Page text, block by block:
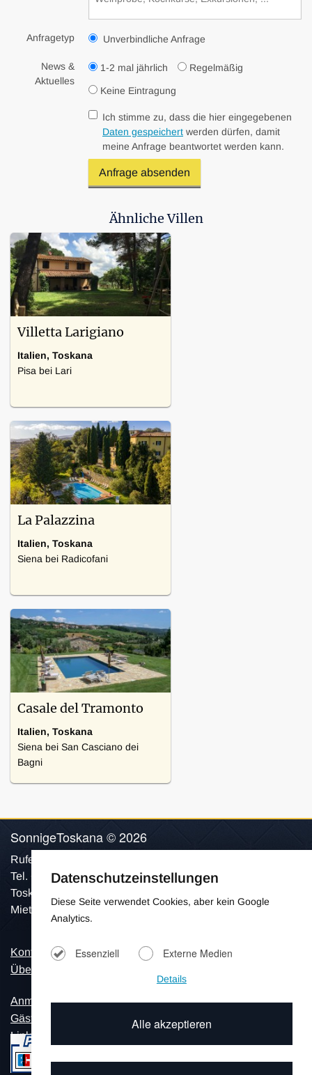
Anfragetyp Unverbindliche Anfrage
News &
Aktuelles
1-2 mal jährlich Regelmäßig
Keine Eintragung
Ich stimme zu, dass die hier eingegebenen
Daten gespeichert werden dürfen, damit
meine Anfrage beantwortet werden kann.
Ähnliche Villen
Villetta Larigiano
Italien, Toskana
Pisa bei Lari
Heizung, Nationales Fernsehen,
Backofen, Spülmaschine,
Waschmaschine, Kamin, Herd,
Internetverbindung
La Palazzina
Italien, Toskana
Siena bei Radicofani
Heizung, Internetverbindung
Casale del Tramonto
Italien, Toskana
Siena bei San Casciano dei
Bagni
Sat-TV, Heizung, Backofen,
Kamin, Internetverbindung
SonnigeToskana © 2026
Rufen Sie uns an:
Tel. +41 798154906
Toskana Ferienhäuser und Toscana Villen mit Pool zum
Mieten für Ihren Urlaub.
Kontakt
Über Uns
Impressum
Anmeldung
Gästebuch
Links
Datenschutzeinstellungen
Diese Seite verwendet Cookies, aber kein Google
Analytics.
Essenziell Externe Medien
Details
Alle akzeptieren